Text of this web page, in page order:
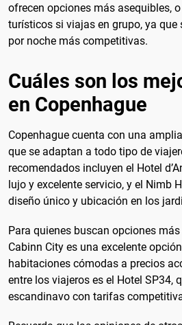
ofrecen opciones más asequibles,
turísticos si viajas en grupo, ya que
por noche más competitivas.
Cuáles son los
en Copenhague
Copenhague cuenta con una
que se adaptan a todo tipo de
recomendados incluyen el Hotel
lujo y excelente servicio, y el Nimb
diseño único y ubicación en los
Para quienes buscan opciones
Cabinn City es una excelente
habitaciones cómodas a precios
entre los viajeros es el Hotel SP34,
escandinavo con tarifas